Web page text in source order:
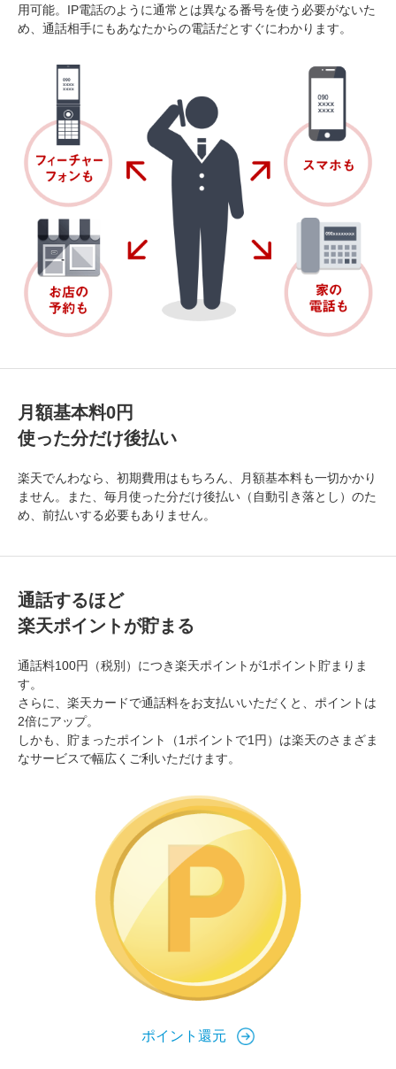
用可能。IP電話のように通常とは異なる番号を使う必要がないた
め、通話相手にもあなたからの電話だとすぐにわかります。
月額基本料0円
使った分だけ後払い
楽天でんわなら、初期費用はもちろん、月額基本料も一切かかり
ません。また、毎月使った分だけ後払い（自動引き落とし）のた
め、前払いする必要もありません。
通話するほど
楽天ポイントが貯まる
通話料100円（税別）につき楽天ポイントが1ポイント貯まりま
す。
さらに、楽天カードで通話料をお支払いいただくと、ポイントは
2倍にアップ。
しかも、貯まったポイント（1ポイントで1円）は楽天のさまざま
なサービスで幅広くご利いただけます。
ポイント還元